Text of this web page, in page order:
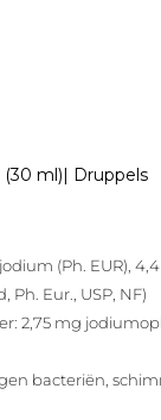
(30 ml)| Druppels
(Ph. EUR),
Eur., USP, NF)
2,75 mg
bacteriën,